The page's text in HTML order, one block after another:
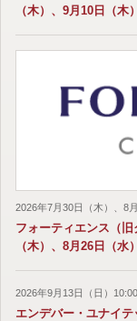
（木）、9月10日（木
2026年7月30日（木）、8
フォーティエンス（
（木）、8月26日（
2026年9月13日（日）
エンデバー・ユナイ